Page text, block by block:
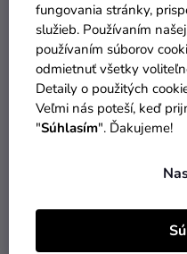
fungovania stránky,
služieb. Používaním
používaním súborov
odmietnuť všetky
Detaily o použitých
Veľmi nás poteší, keď
"Súhlasím". Ďakujeme!
4,29 €
DO KOŠÍKA